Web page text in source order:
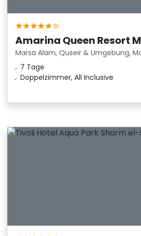
Amarina Queen Resort
Marsa Alam, Quseir & Umgebung,
7 Tage
Doppelzimmer, All Inclusive